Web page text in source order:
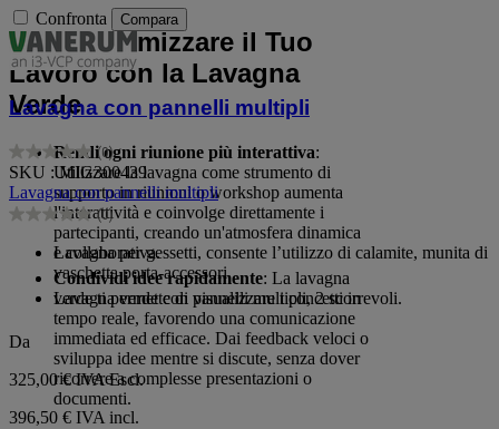
Come Ottimizzare il Tuo
Lavoro con la Lavagna
Verde
Rendi ogni riunione più interattiva:
Utilizzare la lavagna come strumento di
supporto in riunioni o workshop aumenta
l'interattività e coinvolge direttamente i
partecipanti, creando un'atmosfera dinamica
e collaborativa.
Condividi idee rapidamente: La lavagna
verde ti permette di visualizzare i concetti in
tempo reale, favorendo una comunicazione
immediata ed efficace. Dai feedback veloci o
sviluppa idee mentre si discute, senza dover
ricorrere a complesse presentazioni o
documenti.
Confronta Compara
Lavagna con pannelli multipli
(0)
0.0
su
5
stelle.
SKU : MIG300439
Lavagna con pannelli multipli
(0)
0.0
stelle.
Lavagna per gessetti, consente l’utilizzo di calamite, munita di
vaschetta porta-accessori.
Lavagna verde con pannelli multipli, 2 scorrevoli.
Da
325,00 €IVA Escl.
396,50 € IVA incl.